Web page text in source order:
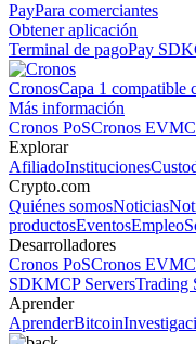
PayPara comerciantes
Obtener aplicación
Terminal de pagoPay SDK
CronosCapa 1 compatible
Más información
Cronos PoSCronos EVM
Explorar
AfiliadoInstituciones
Crypto.com
Quiénes somosNoticias
productosEventosEmpleo
Desarrolladores
Cronos PoSCronos EVM
SDKMCP ServersTrading
Aprender
AprenderBitcoin